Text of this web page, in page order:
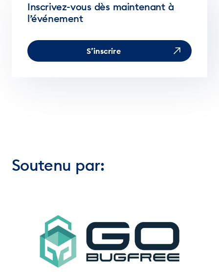
Inscrivez-vous dès maintenant à
l’événement
S’inscrire
Soutenu par: